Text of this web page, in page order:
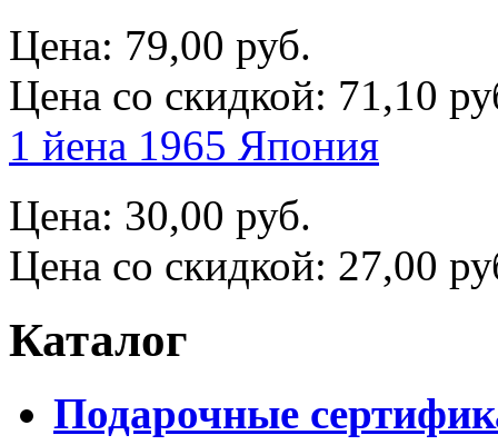
Цена: 79,00 руб.
Цена со скидкой: 71,10
1 йена 1965 Япония
Цена: 30,00 руб.
Цена со скидкой: 27,00
Каталог
Подарочные